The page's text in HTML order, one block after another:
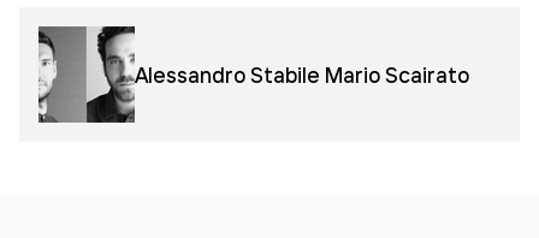
Alessandro Stabile Mario Scairato